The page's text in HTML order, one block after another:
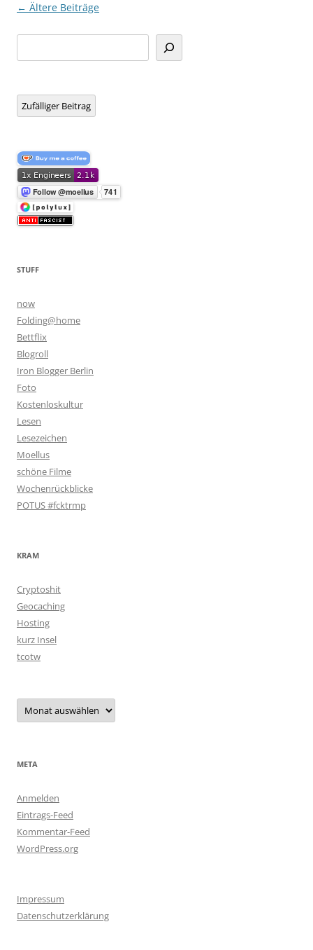
Beitragsnavigation
← Ältere Beiträge
Zufälliger Beitrag
STUFF
now
Folding@home
Bettflix
Blogroll
Iron Blogger Berlin
Foto
Kostenloskultur
Lesen
Lesezeichen
Moellus
schöne Filme
Wochenrückblicke
POTUS #fcktrmp
KRAM
Cryptoshit
Geocaching
Hosting
kurz Insel
tcotw
Archiv
META
Anmelden
Eintrags-Feed
Kommentar-Feed
WordPress.org
Impressum
Datenschutzerklärung